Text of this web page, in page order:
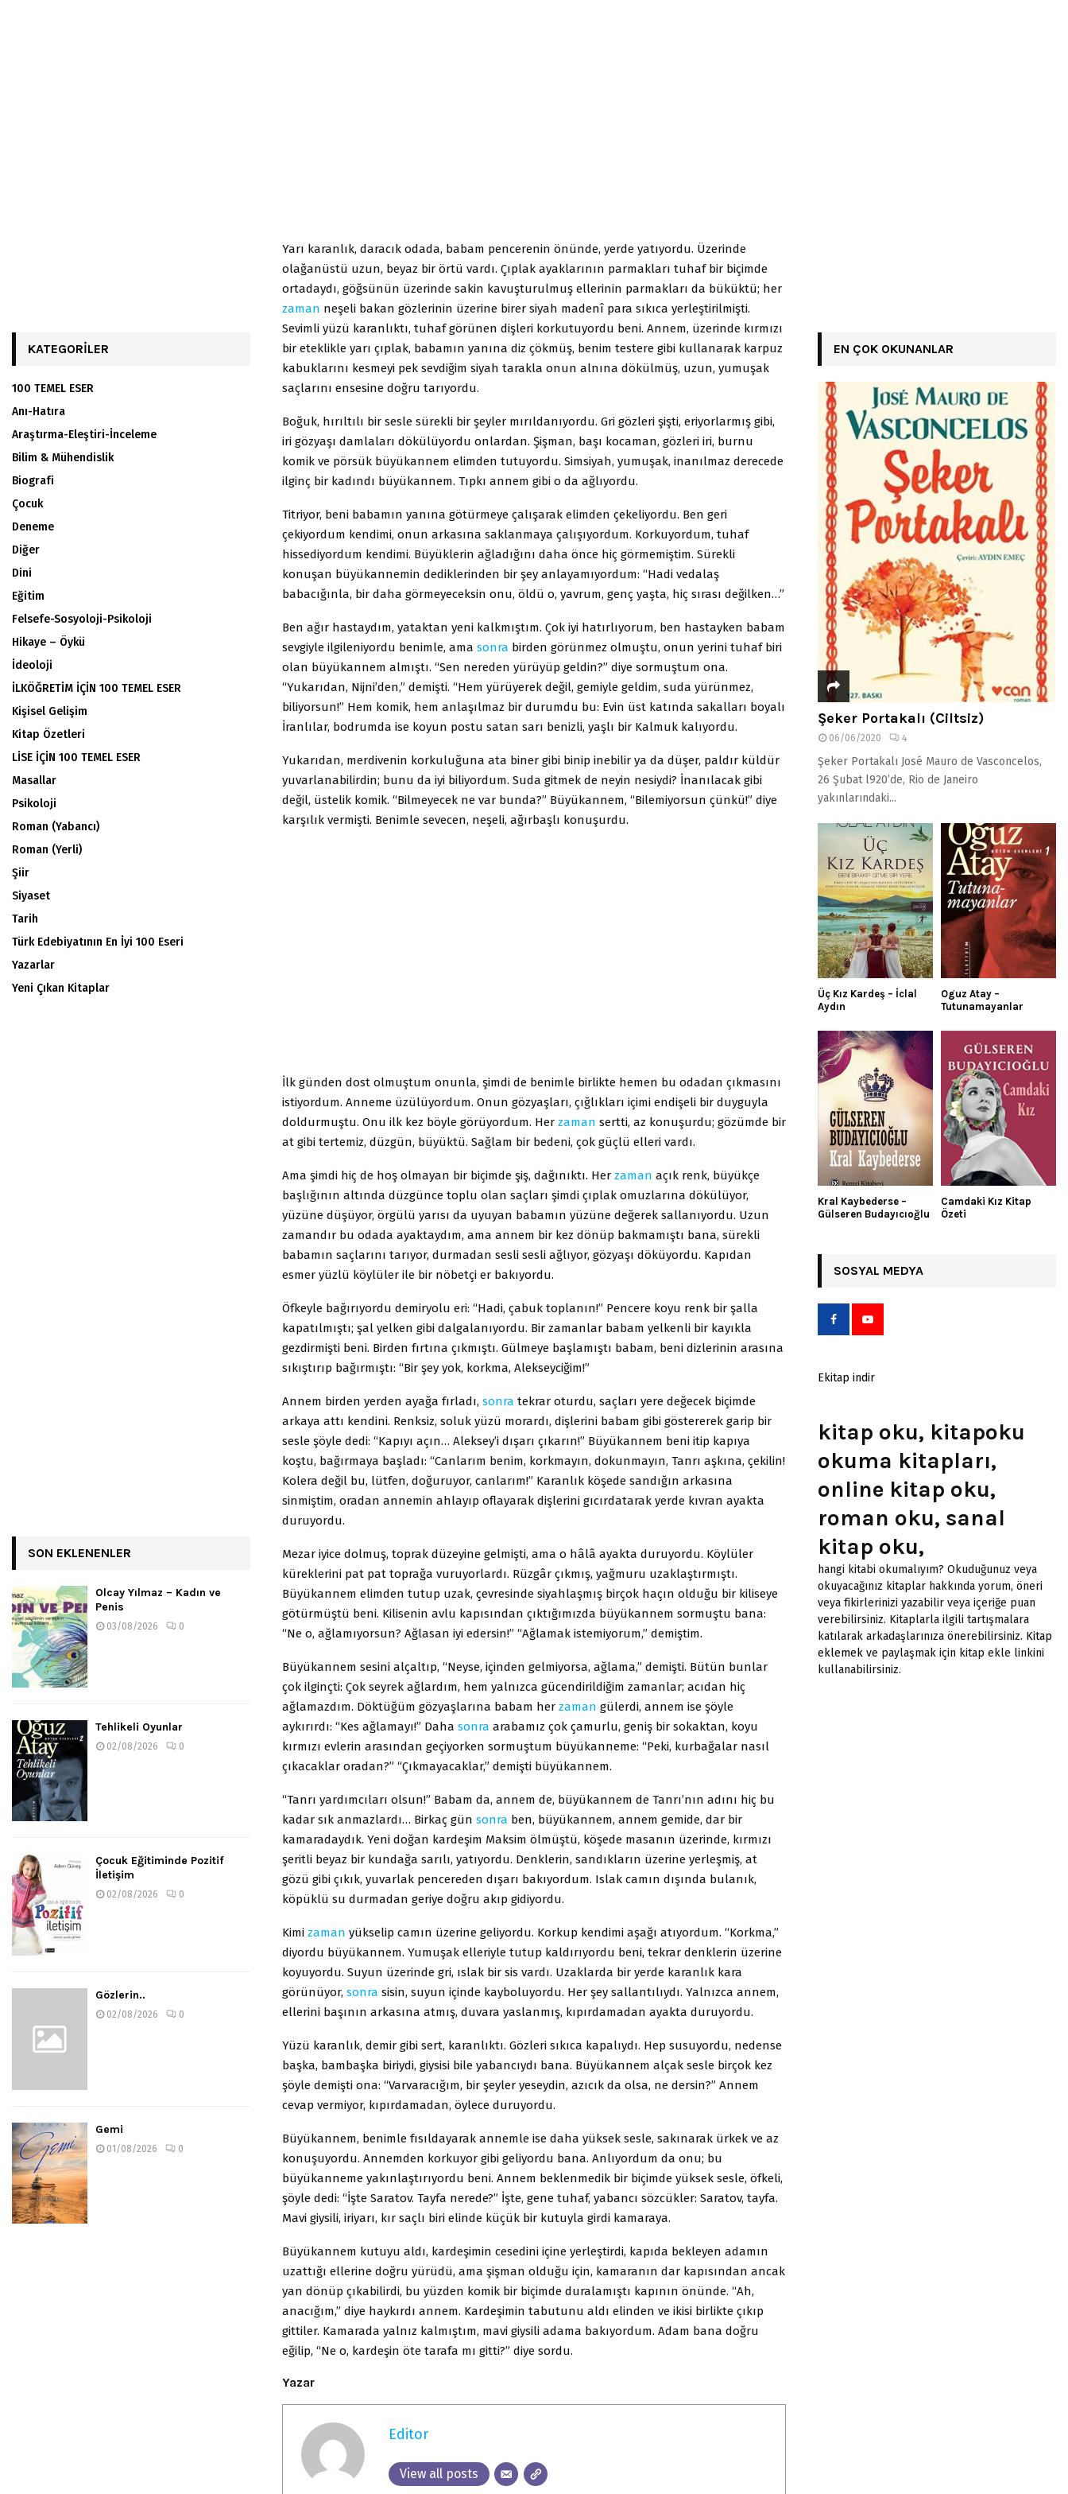
Yarı karanlık, daracık odada, babam pencerenin önünde, yerde yatıyordu. Üzerinde
olağanüstü uzun, beyaz bir örtü vardı. Çıplak ayaklarının parmakları tuhaf bir biçimde
ortadaydı, göğsünün üzerinde sakin kavuşturulmuş ellerinin parmakları da büküktü; her
zaman neşeli bakan gözlerinin üzerine birer siyah madenî para sıkıca yerleştirilmişti.
Sevimli yüzü karanlıktı, tuhaf görünen dişleri korkutuyordu beni. Annem, üzerinde kırmızı
bir eteklikle yarı çıplak, babamın yanına diz çökmüş, benim testere gibi kullanarak karpuz
kabuklarını kesmeyi pek sevdiğim siyah tarakla onun alnına dökülmüş, uzun, yumuşak
saçlarını ensesine doğru tarıyordu.
Boğuk, hırıltılı bir sesle sürekli bir şeyler mırıldanıyordu. Gri gözleri şişti, eriyorlarmış gibi,
iri gözyaşı damlaları dökülüyordu onlardan. Şişman, başı kocaman, gözleri iri, burnu
komik ve pörsük büyükannem elimden tutuyordu. Simsiyah, yumuşak, inanılmaz derecede
ilginç bir kadındı büyükannem. Tıpkı annem gibi o da ağlıyordu.
Titriyor, beni babamın yanına götürmeye çalışarak elimden çekeliyordu. Ben geri
çekiyordum kendimi, onun arkasına saklanmaya çalışıyordum. Korkuyordum, tuhaf
hissediyordum kendimi. Büyüklerin ağladığını daha önce hiç görmemiştim. Sürekli
konuşan büyükannemin dediklerinden bir şey anlayamıyordum: “Hadi vedalaş
babacığınla, bir daha görmeyeceksin onu, öldü o, yavrum, genç yaşta, hiç sırası değilken…”
Ben ağır hastaydım, yataktan yeni kalkmıştım. Çok iyi hatırlıyorum, ben hastayken babam
sevgiyle ilgileniyordu benimle, ama sonra birden görünmez olmuştu, onun yerini tuhaf biri
olan büyükannem almıştı. “Sen nereden yürüyüp geldin?” diye sormuştum ona.
“Yukarıdan, Nijni’den,” demişti. “Hem yürüyerek değil, gemiyle geldim, suda yürünmez,
biliyorsun!” Hem komik, hem anlaşılmaz bir durumdu bu: Evin üst katında sakalları boyalı
İranlılar, bodrumda ise koyun postu satan sarı benizli, yaşlı bir Kalmuk kalıyordu.
Yukarıdan, merdivenin korkuluğuna ata biner gibi binip inebilir ya da düşer, paldır küldür
yuvarlanabilirdin; bunu da iyi biliyordum. Suda gitmek de neyin nesiydi? İnanılacak gibi
değil, üstelik komik. “Bilmeyecek ne var bunda?” Büyükannem, “Bilemiyorsun çünkü!” diye
karşılık vermişti. Benimle sevecen, neşeli, ağırbaşlı konuşurdu.
İlk günden dost olmuştum onunla, şimdi de benimle birlikte hemen bu odadan çıkmasını
istiyordum. Anneme üzülüyordum. Onun gözyaşları, çığlıkları içimi endişeli bir duyguyla
doldurmuştu. Onu ilk kez böyle görüyordum. Her zaman sertti, az konuşurdu; gözümde bir
at gibi tertemiz, düzgün, büyüktü. Sağlam bir bedeni, çok güçlü elleri vardı.
Ama şimdi hiç de hoş olmayan bir biçimde şiş, dağınıktı. Her zaman açık renk, büyükçe
başlığının altında düzgünce toplu olan saçları şimdi çıplak omuzlarına dökülüyor,
yüzüne düşüyor, örgülü yarısı da uyuyan babamın yüzüne değerek sallanıyordu. Uzun
zamandır bu odada ayaktaydım, ama annem bir kez dönüp bakmamıştı bana, sürekli
babamın saçlarını tarıyor, durmadan sesli sesli ağlıyor, gözyaşı döküyordu. Kapıdan
esmer yüzlü köylüler ile bir nöbetçi er bakıyordu.
Öfkeyle bağırıyordu demiryolu eri: “Hadi, çabuk toplanın!” Pencere koyu renk bir şalla
kapatılmıştı; şal yelken gibi dalgalanıyordu. Bir zamanlar babam yelkenli bir kayıkla
gezdirmişti beni. Birden fırtına çıkmıştı. Gülmeye başlamıştı babam, beni dizlerinin arasına
sıkıştırıp bağırmıştı: “Bir şey yok, korkma, Alekseyciğim!”
Annem birden yerden ayağa fırladı, sonra tekrar oturdu, saçları yere değecek biçimde
arkaya attı kendini. Renksiz, soluk yüzü morardı, dişlerini babam gibi göstererek garip bir
sesle şöyle dedi: “Kapıyı açın… Aleksey’i dışarı çıkarın!” Büyükannem beni itip kapıya
koştu, bağırmaya başladı: “Canlarım benim, korkmayın, dokunmayın, Tanrı aşkına, çekilin!
Kolera değil bu, lütfen, doğuruyor, canlarım!” Karanlık köşede sandığın arkasına
sinmiştim, oradan annemin ahlayıp oflayarak dişlerini gıcırdatarak yerde kıvran ayakta
duruyordu.
Mezar iyice dolmuş, toprak düzeyine gelmişti, ama o hâlâ ayakta duruyordu. Köylüler
küreklerini pat pat toprağa vuruyorlardı. Rüzgâr çıkmış, yağmuru uzaklaştırmıştı.
Büyükannem elimden tutup uzak, çevresinde siyahlaşmış birçok haçın olduğu bir kiliseye
götürmüştü beni. Kilisenin avlu kapısından çıktığımızda büyükannem sormuştu bana:
“Ne o, ağlamıyorsun? Ağlasan iyi edersin!” “Ağlamak istemiyorum,” demiştim.
Büyükannem sesini alçaltıp, “Neyse, içinden gelmiyorsa, ağlama,” demişti. Bütün bunlar
çok ilginçti: Çok seyrek ağlardım, hem yalnızca gücendirildiğim zamanlar; acıdan hiç
ağlamazdım. Döktüğüm gözyaşlarına babam her zaman gülerdi, annem ise şöyle
aykırırdı: “Kes ağlamayı!” Daha sonra arabamız çok çamurlu, geniş bir sokaktan, koyu
kırmızı evlerin arasından geçiyorken sormuştum büyükanneme: “Peki, kurbağalar nasıl
çıkacaklar oradan?” “Çıkmayacaklar,” demişti büyükannem.
“Tanrı yardımcıları olsun!” Babam da, annem de, büyükannem de Tanrı’nın adını hiç bu
kadar sık anmazlardı… Birkaç gün sonra ben, büyükannem, annem gemide, dar bir
kamaradaydık. Yeni doğan kardeşim Maksim ölmüştü, köşede masanın üzerinde, kırmızı
şeritli beyaz bir kundağa sarılı, yatıyordu. Denklerin, sandıkların üzerine yerleşmiş, at
gözü gibi çıkık, yuvarlak pencereden dışarı bakıyordum. Islak camın dışında bulanık,
köpüklü su durmadan geriye doğru akıp gidiyordu.
Kimi zaman yükselip camın üzerine geliyordu. Korkup kendimi aşağı atıyordum. “Korkma,”
diyordu büyükannem. Yumuşak elleriyle tutup kaldırıyordu beni, tekrar denklerin üzerine
koyuyordu. Suyun üzerinde gri, ıslak bir sis vardı. Uzaklarda bir yerde karanlık kara
görünüyor, sonra sisin, suyun içinde kayboluyordu. Her şey sallantılıydı. Yalnızca annem,
ellerini başının arkasına atmış, duvara yaslanmış, kıpırdamadan ayakta duruyordu.
Yüzü karanlık, demir gibi sert, karanlıktı. Gözleri sıkıca kapalıydı. Hep susuyordu, nedense
başka, bambaşka biriydi, giysisi bile yabancıydı bana. Büyükannem alçak sesle birçok kez
şöyle demişti ona: “Varvaracığım, bir şeyler yeseydin, azıcık da olsa, ne dersin?” Annem
cevap vermiyor, kıpırdamadan, öylece duruyordu.
Büyükannem, benimle fısıldayarak annemle ise daha yüksek sesle, sakınarak ürkek ve az
konuşuyordu. Annemden korkuyor gibi geliyordu bana. Anlıyordum da onu; bu
büyükanneme yakınlaştırıyordu beni. Annem beklenmedik bir biçimde yüksek sesle, öfkeli,
şöyle dedi: “İşte Saratov. Tayfa nerede?” İşte, gene tuhaf, yabancı sözcükler: Saratov, tayfa.
Mavi giysili, iriyarı, kır saçlı biri elinde küçük bir kutuyla girdi kamaraya.
Büyükannem kutuyu aldı, kardeşimin cesedini içine yerleştirdi, kapıda bekleyen adamın
uzattığı ellerine doğru yürüdü, ama şişman olduğu için, kamaranın dar kapısından ancak
yan dönüp çıkabilirdi, bu yüzden komik bir biçimde duralamıştı kapının önünde. “Ah,
anacığım,” diye haykırdı annem. Kardeşimin tabutunu aldı elinden ve ikisi birlikte çıkıp
gittiler. Kamarada yalnız kalmıştım, mavi giysili adama bakıyordum. Adam bana doğru
eğilip, “Ne o, kardeşin öte tarafa mı gitti?” diye sordu.
Yazar
Editor
View all posts
KATEGORILER
100 TEMEL ESER
Anı-Hatıra
Araştırma-Eleştiri-İnceleme
Bilim & Mühendislik
Biografi
Çocuk
Deneme
Diğer
Dini
Eğitim
Felsefe-Sosyoloji-Psikoloji
Hikaye – Öykü
İdeoloji
İLKÖĞRETİM İÇİN 100 TEMEL ESER
Kişisel Gelişim
Kitap Özetleri
LİSE İÇİN 100 TEMEL ESER
Masallar
Psikoloji
Roman (Yabancı)
Roman (Yerli)
Şiir
Siyaset
Tarih
Türk Edebiyatının En İyi 100 Eseri
Yazarlar
Yeni Çıkan Kitaplar
SON EKLENENLER
Olcay Yılmaz – Kadın ve
Penis
03/08/2026 0
Tehlikeli Oyunlar
02/08/2026 0
Çocuk Eğitiminde Pozitif
İletişim
02/08/2026 0
Gözlerin..
02/08/2026 0
Gemi
01/08/2026 0
EN ÇOK OKUNANLAR
Şeker Portakalı (Ciltsiz)
06/06/2020 4
Şeker Portakalı José Mauro de Vasconcelos,
26 Şubat l920’de, Rio de Janeiro
yakınlarındaki...
Üç Kız Kardeş – İclal
Aydın
Oguz Atay –
Tutunamayanlar
Kral Kaybederse –
Gülseren Budayıcıoğlu
Camdaki Kız Kitap
Özeti
SOSYAL MEDYA
Ekitap indir
kitap oku, kitapoku
okuma kitapları,
online kitap oku,
roman oku, sanal
kitap oku,
hangi kitabi okumalıyım? Okuduğunuz veya
okuyacağınız kitaplar hakkında yorum, öneri
veya fikirlerinizi yazabilir veya içeriğe puan
verebilirsiniz. Kitaplarla ilgili tartışmalara
katılarak arkadaşlarınıza önerebilirsiniz. Kitap
eklemek ve paylaşmak için kitap ekle linkini
kullanabilirsiniz.